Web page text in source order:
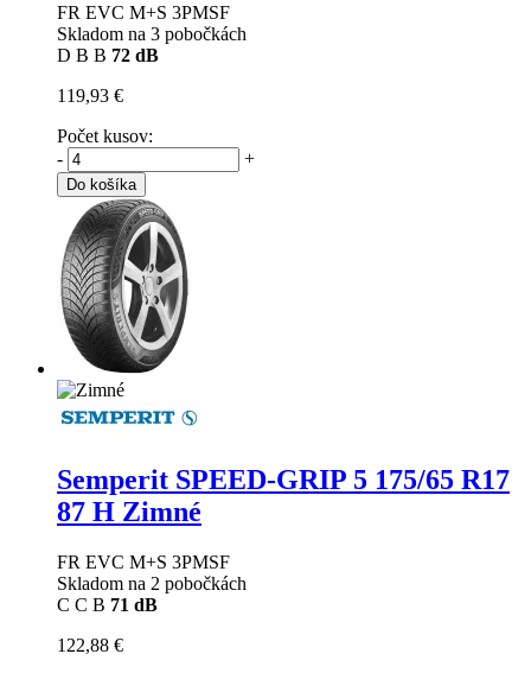
FR EVC M+S 3PMSF
Skladom na 3 pobočkách
D B B 72 dB
119,93 €
Počet kusov:
-
+
Do košíka
Semperit SPEED-GRIP 5 175/65 R17
87 H Zimné
FR EVC M+S 3PMSF
Skladom na 2 pobočkách
C C B 71 dB
122,88 €